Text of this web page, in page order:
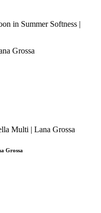
in Summer Softness |
Grossa